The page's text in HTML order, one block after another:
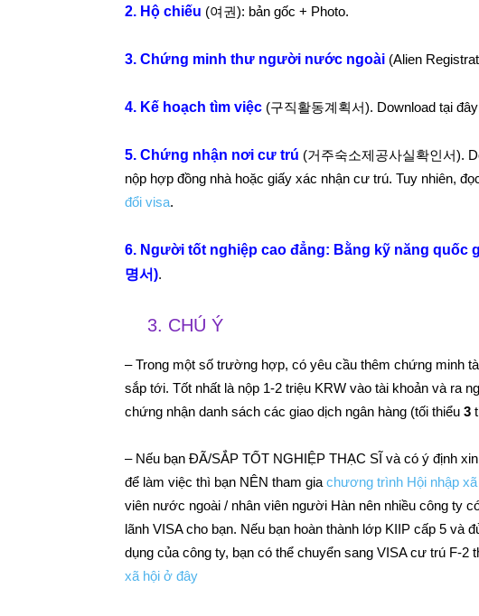
2. Hộ chiếu (여권): bản gốc + Photo.
3. Chứng minh thư người nước ngoài (Alien
4. Kế hoạch tìm việc (구직활동계획서). Download tại
5. Chứng nhận nơi cư trú (거주숙소제공사실확인서).
nộp hợp đồng nhà hoặc giấy xác nhận cư trú. Tuy nhiên,
đổi visa.
6. Người tốt nghiệp cao đẳng: Bằng kỹ năng quốc
명서).
3. CHÚ Ý
– Trong một số trường hợp, có yêu cầu thêm chứng minh
sắp tới. Tốt nhất là nộp 1-2 triệu KRW vào tài khoản và ra
chứng nhận danh sách các giao dịch ngân hàng (tối thiểu 3
– Nếu bạn ĐÃ/SẮP TỐT NGHIỆP THẠC SĨ và có ý định
để làm việc thì bạn NÊN tham gia chương trình Hội nhập xã
viên nước ngoài / nhân viên người Hàn nên nhiều công ty
lãnh VISA cho bạn. Nếu bạn hoàn thành lớp KIIP cấp 5 và
dụng của công ty, bạn có thể chuyển sang VISA cư trú F-2
xã hội ở đây